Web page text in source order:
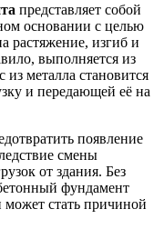
представляет собой
основании с целью
растяжение, изгиб и
выполняется из
из металла становится
и передающей её на
появление
смены
от здания. Без
фундамент
может стать причиной